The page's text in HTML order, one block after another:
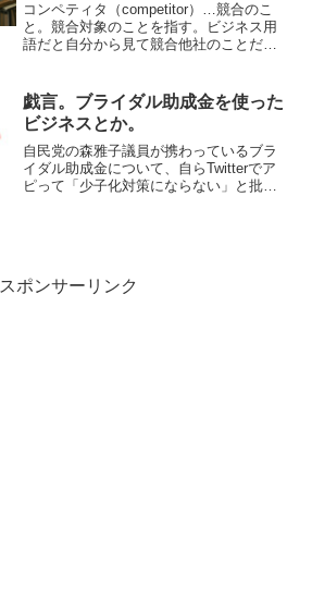
コンペティタ（competitor）…競合のこ
と。競合対象のことを指す。ビジネス用
語だと自分から見て競合他社のことだ
合が生じている事象そのもののこと。※
詳しく...
戯言。ブライダル助成金を使った
ビジネスとか。
自民党の森雅子議員が携わっているブラ
イダル助成金について、自らTwitterでア
ピって「少子化対策にならない」と批判
スポンサーリンク